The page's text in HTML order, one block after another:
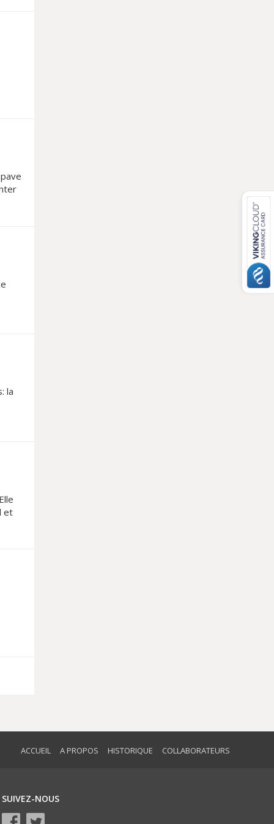
la
et
ACCUEIL A PROPOS HISTORIQUE COLLABORATEURS
SUIVEZ-NOUS